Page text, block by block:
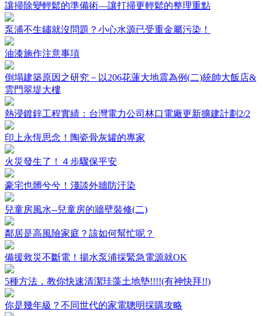
讓掃除變輕鬆的準備術—讓打掃更輕鬆的整理重點
泵浦不生鏽就沒問題？小心水源已受重金屬污染！
油漆施作注意事項
倒塌建築原因之研究－以206花蓮大地震為例(二)統帥大飯店&
雲門翠堤大樓
熱浸鍍鋅工程實績：台灣電力公司林口電廠更新擴建計劃2/2
印上永恆思念！陶瓷骨灰罐的專家
火災發生了！４步驟保平安
豪宅也髒兮兮！淺談外牆防汙染
兒童房風水--兒童房的牆壁裝修(二)
鄰居是高風險家庭？該如何幫忙呢？
備援救災不斷電！揚水泵浦採緊急電源就OK
5種方法，教你快速清潔珪藻土地墊!!!!(有神快拜!!)
你是幾年級？不同世代的家電聰明採購攻略